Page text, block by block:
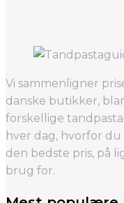
Vi sammenligner
danske butikker,
forskellige
hver dag, hvorfor
den bedste pris, på
brug for.